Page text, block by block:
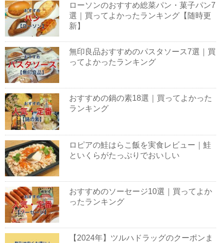
ローソンのおすすめ総菜パン・菓子パン7
選｜買ってよかったランキング【随時更
新】
無印良品おすすめのパスタソース7選｜買
ってよかったランキング
おすすめの鍋の素18選｜買ってよかった
ランキング
ロピアの鮭はらこ飯を実食レビュー｜鮭
といくらがたっぷりでおいしい
おすすめのソーセージ10選｜買ってよか
ったランキング
【2024年】ツルハドラッグのクーポンま